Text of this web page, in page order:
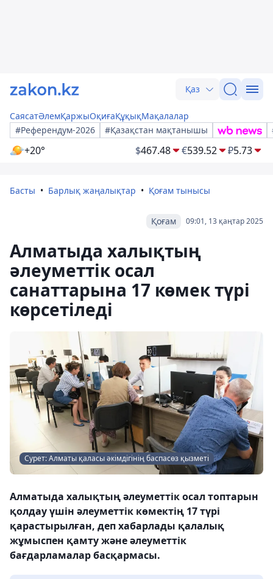
Қаз
СаясатӘлемҚаржыОқиғаҚұқықМақалалар
#Референдум-2026
#Қазақстан мақтанышы
+20° $467.48 €539.52 ₽5.73
Басты Барлық жаңалықтар Қоғам тынысы
09:01, 13 қаңтар 2025
Қоғам
Алматыда халықтың
әлеуметтік осал
санаттарына 17 көмек түрі
көрсетіледі
Сурет: Алматы қаласы әкімдігінің баспасөз қызметі
Алматыда халықтың әлеуметтік осал топтарын
қолдау үшін әлеуметтік көмектің 17 түрі
қарастырылған, деп хабарлады қалалық
жұмыспен қамту және әлеуметтік
бағдарламалар басқармасы.